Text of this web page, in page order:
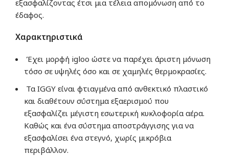
εξασφαλίζοντας έτσι μια τέλεια απομόνωση από το
έδαφος.
Χαρακτηριστικά
Έχει μορφή igloo ώστε να παρέχει άριστη μόνωση
τόσο σε υψηλές όσο και σε χαμηλές θερμοκρασίες.
Τα IGGY είναι φτιαγμένα από ανθεκτικό πλαστικό
και διαθέτουν σύστημα εξαερισμού που
εξασφαλίζει μέγιστη εσωτερική κυκλοφορία αέρα.
Καθώς και ένα σύστημα αποστράγγισης για να
εξασφαλίσει ένα στεγνό, χωρίς μικρόβια
περιβάλλον.